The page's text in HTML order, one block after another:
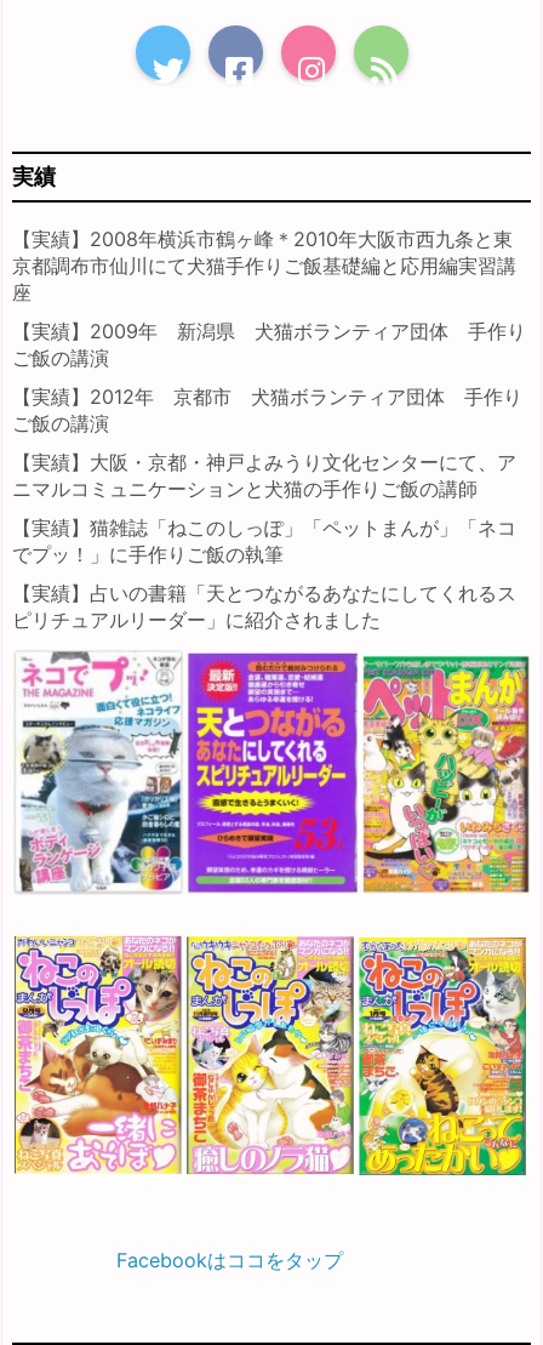
実績
【実績】2008年横浜市鶴ヶ峰＊2010年大阪市西九条と東
京都調布市仙川にて犬猫手作りご飯基礎編と応用編実習講
座
【実績】2009年 新潟県 犬猫ボランティア団体 手作り
ご飯の講演
【実績】2012年 京都市 犬猫ボランティア団体 手作り
ご飯の講演
【実績】大阪・京都・神戸よみうり文化センターにて、ア
ニマルコミュニケーションと犬猫の手作りご飯の講師
【実績】猫雑誌「ねこのしっぽ」「ペットまんが」「ネコ
でプッ！」に手作りご飯の執筆
【実績】占いの書籍「天とつながるあなたにしてくれるス
ピリチュアルリーダー」に紹介されました
Facebookはココをタップ